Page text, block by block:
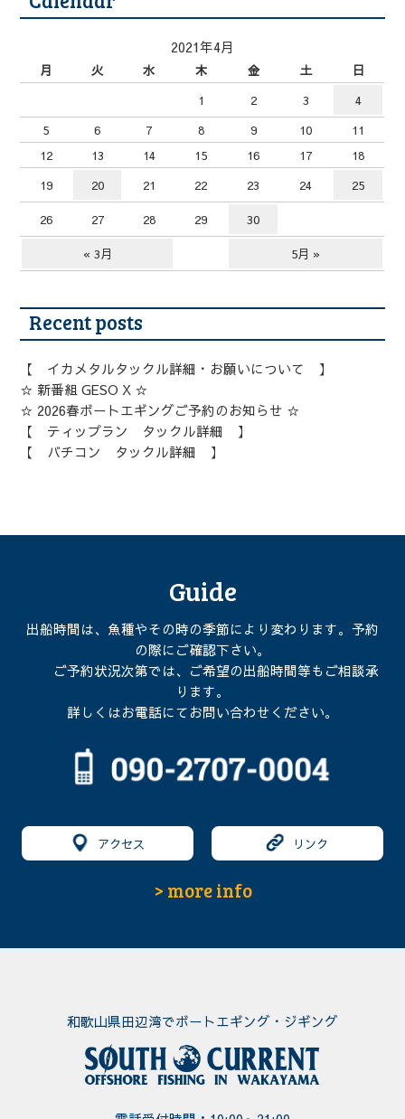
2021年4月
月 火 水 木 金 土 日
« 3月 5月 »
1 2 3
4
5
6 7 8 9 10
11
12
13 14 15 16 17
18
19
20 21 22 23 24
25
26
27 28 29 30
Recent posts
【 イカメタルタックル詳細・お願いについて 】
☆ 新番組 GESO X ☆
☆ 2026春ボートエギングご予約のお知らせ ☆
【 ティップラン タックル詳細 】
【 バチコン タックル詳細 】
Guide
出船時間は、魚種やその時の季節により変わります。予約
の際にご確認下さい。
ご予約状況次第では、ご希望の出船時間等もご相談承
ります。
詳しくはお電話にてお問い合わせください。
アクセス リンク
> more info
和歌山県田辺湾でボートエギング・ジギング